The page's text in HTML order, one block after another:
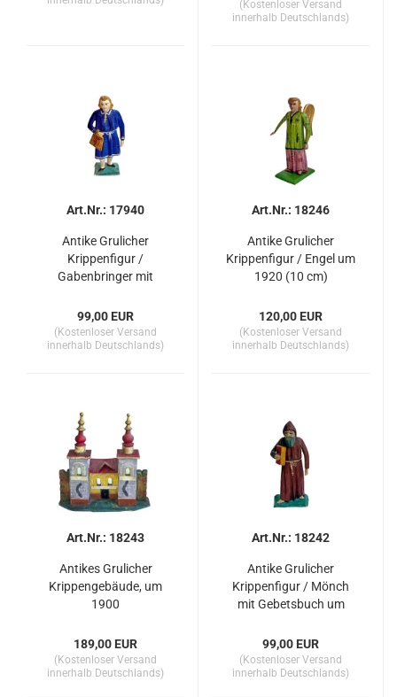
(Kostenloser Versand
innerhalb Deutschlands)
Art.Nr.: 17940
Antike Grulicher
Krippenfigur /
Gabenbringer mit
cm)
99,00 EUR
(Kostenloser Versand
innerhalb Deutschlands)
Art.Nr.: 18246
Antike Grulicher
Krippenfigur / Engel um
1920 (10 cm)
120,00 EUR
(Kostenloser Versand
innerhalb Deutschlands)
Art.Nr.: 18243
Antikes Grulicher
Krippengebäude, um
1900
189,00 EUR
(Kostenloser Versand
innerhalb Deutschlands)
Art.Nr.: 18242
Antike Grulicher
Krippenfigur / Mönch
mit Gebetsbuch um
99,00 EUR
(Kostenloser Versand
innerhalb Deutschlands)